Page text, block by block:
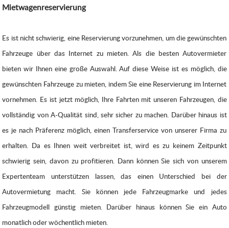
Mietwagenreservierung
Es ist nicht schwierig, eine Reservierung vorzunehmen, um die gewünschten
Fahrzeuge über das Internet zu mieten. Als die besten Autovermieter
bieten wir Ihnen eine große Auswahl. Auf diese Weise ist es möglich, die
gewünschten Fahrzeuge zu mieten, indem Sie eine Reservierung im Internet
vornehmen. Es ist jetzt möglich, Ihre Fahrten mit unseren Fahrzeugen, die
vollständig von A-Qualität sind, sehr sicher zu machen. Darüber hinaus ist
es je nach Präferenz möglich, einen Transferservice von unserer Firma zu
erhalten. Da es Ihnen weit verbreitet ist, wird es zu keinem Zeitpunkt
schwierig sein, davon zu profitieren. Dann können Sie sich von unserem
Expertenteam unterstützen lassen, das einen Unterschied bei der
Autovermietung macht. Sie können jede Fahrzeugmarke und jedes
Fahrzeugmodell günstig mieten. Darüber hinaus können Sie ein Auto
monatlich oder wöchentlich mieten.